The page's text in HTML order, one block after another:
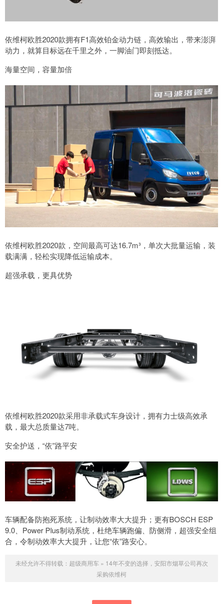
依维柯欧胜2020款拥有F1高效铂金动力链，高效输出，带来澎湃
动力，就算目标远在千里之外，一脚油门即刻抵达。
海量空间，容量加倍
依维柯欧胜2020款，空间最高可达16.7m³，单次大批量运输，装
载满满，轻松实现降低运输成本。
超强承载，更具优势
依维柯欧胜2020款采用非承载式车身设计，拥有力士级高效承
载，最大总质量达7吨。
安全护送，“依”路平安
车辆配备防抱死系统，让制动效率大大提升；更有BOSCH ESP
9.0、Power Plus制动系统，杜绝车辆跑偏、防侧滑，超强安全组
合，令制动效率大大提升，让您“依”路安心。
未经允许不得转载： 超级商用车» 14年不变的选择，安阳市烟草公司再次
采购依维柯